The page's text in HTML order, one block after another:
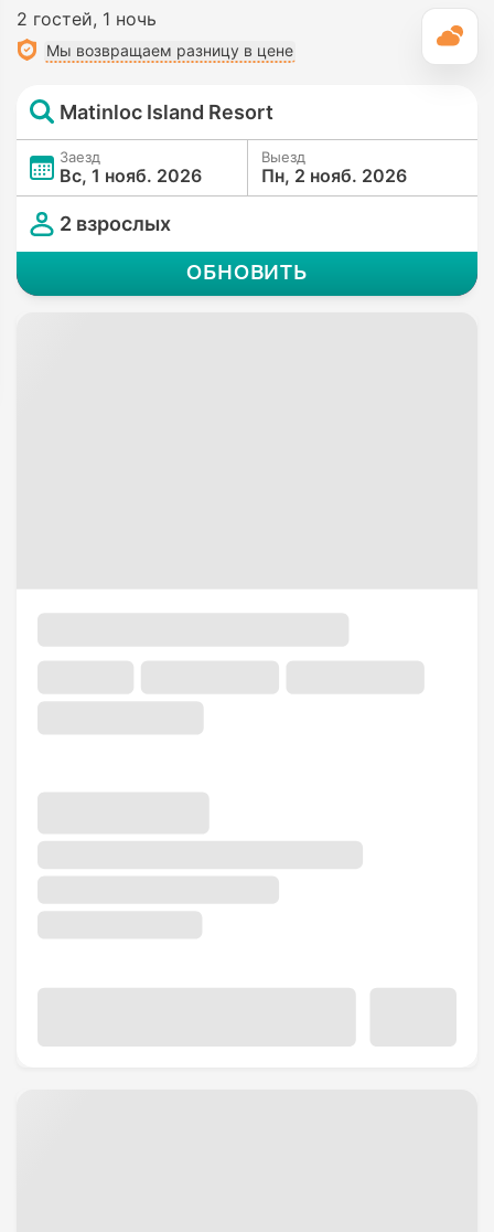
2 гостей 1 ночь
Мы возвращаем разницу в цене
Matinloc Island Resort
Заезд
Вс, 1 нояб. 2026
Выезд
Пн, 2 нояб. 2026
2 взрослых
ОБНОВИТЬ